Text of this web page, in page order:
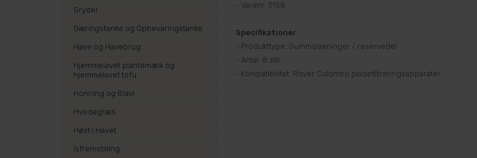
- Varenr. 3158
Specifikationer
- Produkttype: Gummipakninger / reservedel
- Antal: 8 stk.
- Kompatibilitet: Rover Colombo pladefiltreringsapparater
Gryder
Gæringstanke og Opbevaringstanke
Have og Havebrug
Hjemmelavet plantemælk og
hjemmelavet tofu
Honning og Biavl
Hvedegræs
Høst i Havet
Isfremstilling